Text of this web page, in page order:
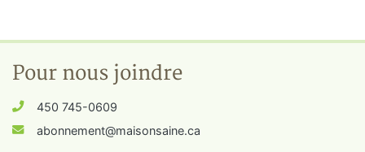
Pour nous joindre
450 745-0609
abonnement@maisonsaine.ca